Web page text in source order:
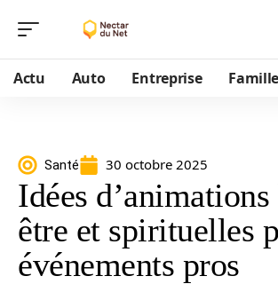
Actu Auto Entreprise Famille
Santé 30 octobre 2025
Idées
être et spirituelles
événements pros